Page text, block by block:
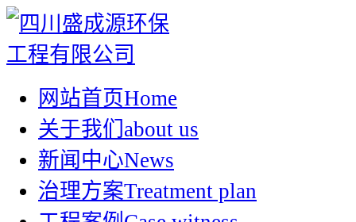
网站首页Home
关于我们 about us
新闻中心News
治理方案Treatment plan